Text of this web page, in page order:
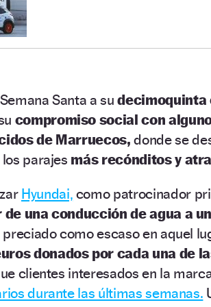
Santa a sudecimoquinta
compromiso social con
de Marruecos, donde se
parajes más recónditos y
Hyundai, como patrocinador
de una conducción de agua a
preciado como escaso en aquel
donados por cada una de
clientes interesados en la
durante las últimas semanas.